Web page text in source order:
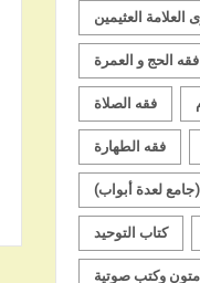
العلامة العثيمين
فقه الحج و العمرة
فقه الصلاة
فقه الطهارة
لعدة أبواب)
كتاب التوحيد
متون وكتب صوتية